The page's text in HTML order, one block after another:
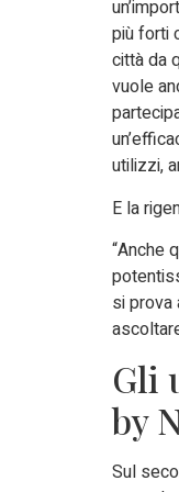
più forti
città da
vuole
utilizzi,
E la
“Anche
si prova
Gli
by
Sul